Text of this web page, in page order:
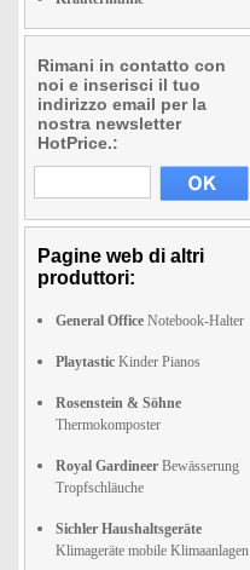
Rimani in contatto con
noi e inserisci il tuo
indirizzo email per la
nostra newsletter
HotPrice.:
Pagine web di altri
produttori:
General Office Notebook-Halter
Playtastic Kinder Pianos
Rosenstein & Söhne
Thermokomposter
Royal Gardineer Bewässerung
Tropfschläuche
Sichler Haushaltsgeräte
Klimageräte mobile Klimaanlagen